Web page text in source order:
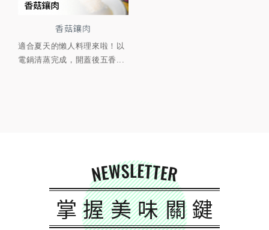
香菇鑲肉
適合夏天的懶人料理來啦！以
電鍋清蒸完成，開蓋後五香...
NEWSLETTER
掌握美味關鍵